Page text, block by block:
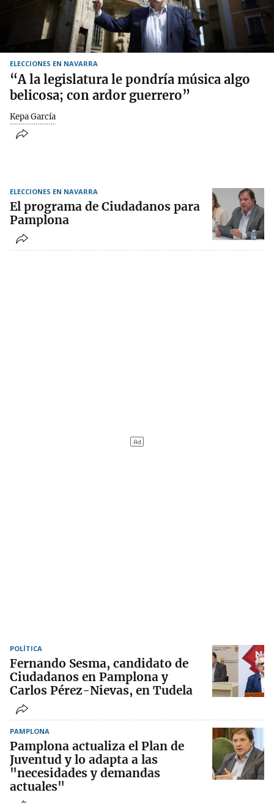
ELECCIONES EN NAVARRA
“A la legislatura le pondría música algo
belicosa; con ardor guerrero”
Kepa García
ELECCIONES EN NAVARRA
El programa de Ciudadanos para
Pamplona
POLÍTICA
Fernando Sesma, candidato de
Ciudadanos en Pamplona y
Carlos Pérez-Nievas, en Tudela
PAMPLONA
Pamplona actualiza el Plan de
Juventud y lo adapta a las
"necesidades y demandas
actuales"